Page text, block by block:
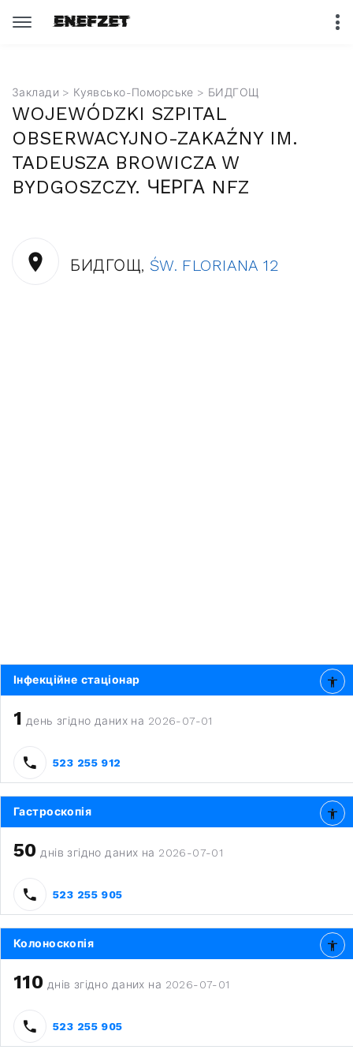
Заклади > Куявсько-Поморське > БИДГОЩ
WOJEWÓDZKI SZPITAL
OBSERWACYJNO-ZAKAŹNY IM.
TADEUSZA BROWICZA W
BYDGOSZCZY. ЧЕРГА NFZ
БИДГОЩ, ŚW. FLORIANA 12
Інфекційне стаціонар
1 день згідно даних на 2026-07-01
523 255 912
Гастроскопія
50 днів згідно даних на 2026-07-01
523 255 905
Колоноскопія
110 днів згідно даних на 2026-07-01
523 255 905